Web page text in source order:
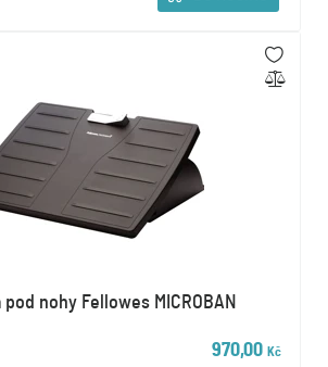
pod nohy Fellowes MICROBAN
970,00 Kč